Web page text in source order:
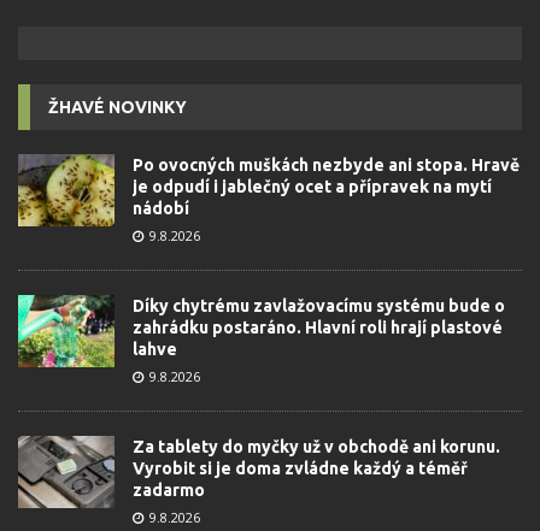
ŽHAVÉ NOVINKY
Po ovocných muškách nezbyde ani stopa. Hravě
je odpudí i jablečný ocet a přípravek na mytí
nádobí
9.8.2026
Díky chytrému zavlažovacímu systému bude o
zahrádku postaráno. Hlavní roli hrají plastové
lahve
9.8.2026
Za tablety do myčky už v obchodě ani korunu.
Vyrobit si je doma zvládne každý a téměř
zadarmo
9.8.2026